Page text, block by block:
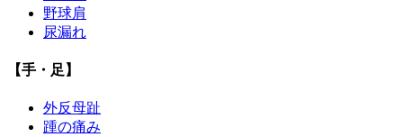
野球肩
尿漏れ
【手・足】
外反母趾
踵の痛み